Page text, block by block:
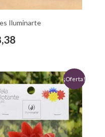
Iluminarte
¡Oferta!
El
precio
actual
es:
$ 1.000,00.